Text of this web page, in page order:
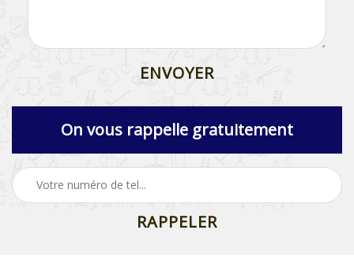
On vous rappelle gratuitement